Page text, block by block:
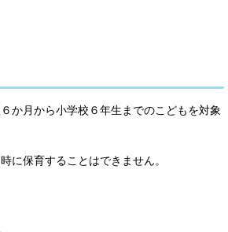
か月から小学校６年生までのこどもを対象
に保育することはできません。